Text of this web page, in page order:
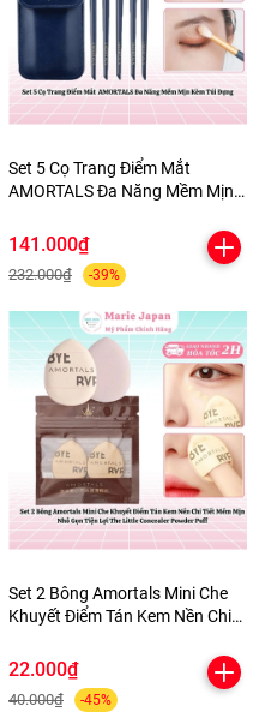
Set 5 Cọ Trang Điểm Mắt
AMORTALS Đa Năng Mềm Mịn
141.000₫
232.000₫ -39%
Set 2 Bông Amortals Mini Che
Khuyết Điểm Tán Kem Nền Chi
The Little Concealer Powder
22.000₫
40.000₫ -45%